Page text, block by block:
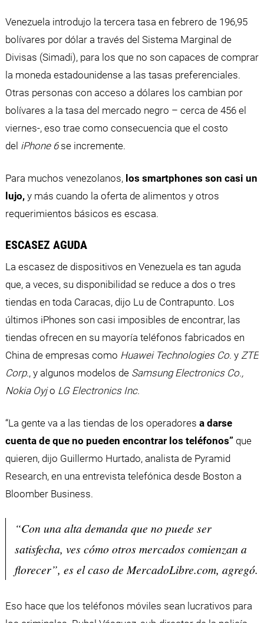
Venezuela introdujo la tercera tasa en febrero de 196,95
bolívares por dólar a través del Sistema Marginal de
Divisas (Simadi), para los que no son capaces de comprar
la moneda estadounidense a las tasas preferenciales.
Otras personas con acceso a dólares los cambian por
bolívares a la tasa del mercado negro – cerca de 456 el
viernes-, eso trae como consecuencia que el costo
del iPhone 6se incremente.
Para muchos venezolanos,los smartphones son casi un
lujo,y más cuando la oferta de alimentos y otros
requerimientos básicos es escasa.
ESCASEZ AGUDA
La escasez de dispositivos en Venezuela es tan aguda
que, a veces, su disponibilidad se reduce a dos o tres
tiendas en toda Caracas, dijo Lu de Contrapunto. Los
últimos iPhones son casi imposibles de encontrar, las
tiendas ofrecen en su mayoría teléfonos fabricados en
China de empresas como Huawei Technologies Co. y ZTE
Corp., y algunos modelos de Samsung Electronics Co.,
Nokia Oyjo LG Electronics Inc.
“La gente va a las tiendas de los operadores a darse
cuenta de que no pueden encontrar los teléfonos”que
quieren, dijo Guillermo Hurtado, analista de Pyramid
Research, en una entrevista telefónica desde Boston a
Bloomber Business.
“Con una alta demanda que no puede ser
satisfecha, ves cómo otros mercados comienzan a
florecer”, es el caso de MercadoLibre.com, agregó.
Eso hace que los teléfonos móviles sean lucrativos para